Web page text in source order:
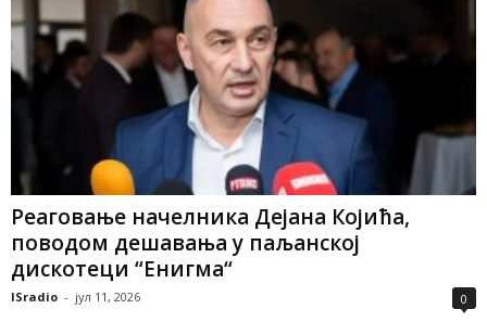
Реаговање начелника Дејана Којића,
поводом дешавања у паљанској
дискотеци “Енигма“
ISradio - јул 11, 2026 0